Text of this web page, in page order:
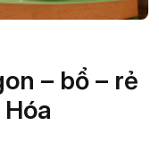
– bổ – rẻ